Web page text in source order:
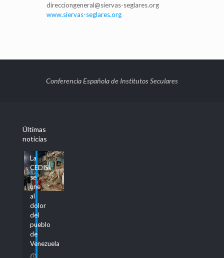
direcciongeneral@siervas-seglares.org
www.siervas-seglares.org
Conferencia Española de Institutos Seculares
Últimas
noticias
La
CEDIS
se
une
al
dolor
del
pueblo
de
Venezuela